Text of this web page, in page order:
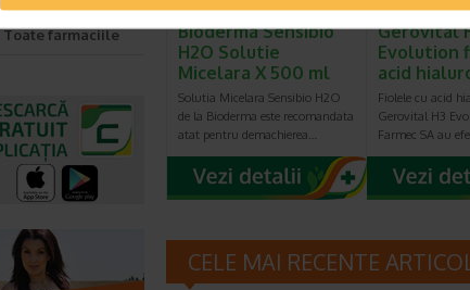
Bioderma Sensibio
H2O Solutie
Micelara X 500 ml
Solutia Micelara Sensibio H2O
de la Bioderma este recomandata
atat pentru demachierea…
Gerovital
Evolution
acid
Fiolele cu acid
Gerovital H3
Farmec SA au
CELE MAI RECENTE
Toate farmaciile